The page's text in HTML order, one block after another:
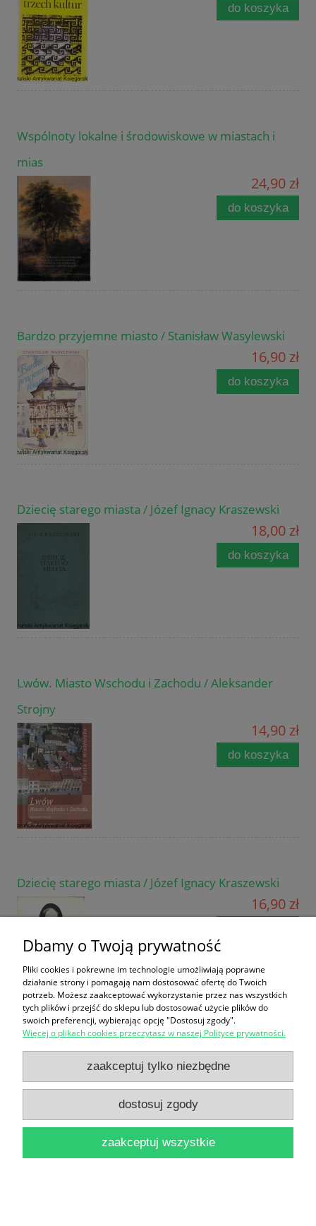
do koszyka
Wspólnoty lokalne i środowiskowe w miastach i
mias
24,90 zł
do koszyka
Bardzo przyjemne miasto / Stanisław Wasylewski
16,90 zł
do koszyka
Dziecię starego miasta / Józef Ignacy Kraszewski
18,00 zł
do koszyka
Lwów. Miasto Wschodu i Zachodu / Aleksander
Strojny
14,90 zł
do koszyka
Dziecię starego miasta / Józef Ignacy Kraszewski
16,90 zł
Toruń : moje miasto, moja historia / Magda
Sokołowska
do koszyka
Dbamy o Twoją prywatność
Pliki cookies i pokrewne im technologie umożliwiają poprawne
działanie strony i pomagają nam dostosować ofertę do Twoich
potrzeb. Możesz zaakceptować wykorzystanie przez nas wszystkich
tych plików i przejść do sklepu lub dostosować użycie plików do
swoich preferencji, wybierając opcję "Dostosuj zgody".
Więcej o plikach cookies przeczytasz w naszej Polityce prywatności.
zaakceptuj tylko niezbędne
dostosuj zgody
zaakceptuj wszystkie